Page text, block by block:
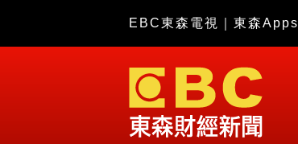
EBC東森電視 東森Apps